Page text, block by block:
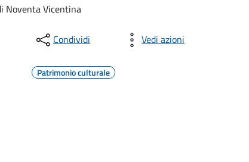
Noventa Vicentina
Condividi Vedi azioni
Patrimonio culturale